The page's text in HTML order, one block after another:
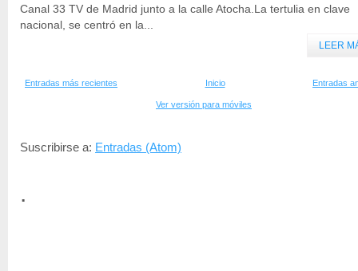
Canal 33 TV de Madrid junto a la calle Atocha.La tertulia en clave
nacional, se centró en la...
LEER
Entradas más recientes Entradas
Inicio
Ver versión para móviles
Suscribirse a: Entradas (Atom)
.